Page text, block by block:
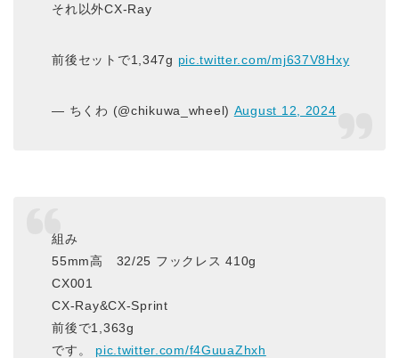
それ以外CX-Ray
前後セットで1,347g pic.twitter.com/mj637V8Hxy
— ちくわ (@chikuwa_wheel) August 12, 2024
組み
55mm高 32/25 フックレス 410g
CX001
CX-Ray&CX-Sprint
前後で1,363g
です。 pic.twitter.com/f4GuuaZhxh